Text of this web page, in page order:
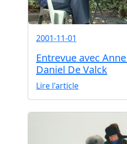
2001-11-01
Entrevue avec
Daniel De Valck
Lire l'article